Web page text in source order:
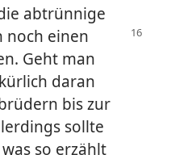
abtrünnige
noch einen
Geht man
daran
bis zur
sollte
so erzählt